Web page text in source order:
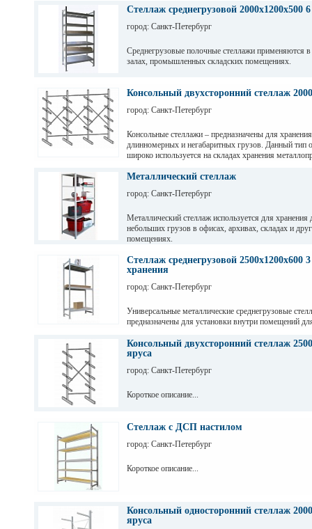
Стеллаж среднегрузовой 2000х1200х500
город: Санкт-Петербург
Среднегрузовые полочные стеллажи применяются
залах, промышленных складских помещениях.
зависимости от длины. Полочные стеллажи состоят
краской. Уровни хранения могут регулировать по
Консольный двухсторонний стеллаж
город: Санкт-Петербург
Консольные стеллажи – предназначены для хранения
длинномерных и негабаритных грузов. Данный тип
широко используется на складах хранения
Металлический стеллаж
город: Санкт-Петербург
Металлический стеллаж используется для хранения
небольших грузов в офисах, архивах, складах и
помещениях.
Стеллаж среднегрузовой 2500х1200х600
хранения
город: Санкт-Петербург
Универсальные металлические среднегрузовые
предназначены для установки внутри помещений
промышленных предприятиях.
Консольный двухсторонний стеллаж
яруса
город: Санкт-Петербург
Короткое описание...
Стеллаж с ДСП настилом
город: Санкт-Петербург
Короткое описание...
Консольный односторонний стеллаж
яруса